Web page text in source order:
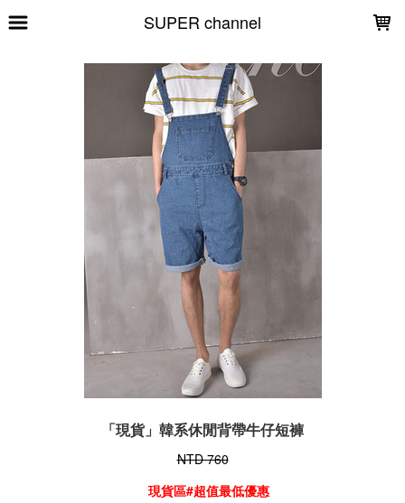
SUPER channel
「現貨」韓系休閒背帶牛仔短褲
NTD 760
現貨區#超值最低優惠